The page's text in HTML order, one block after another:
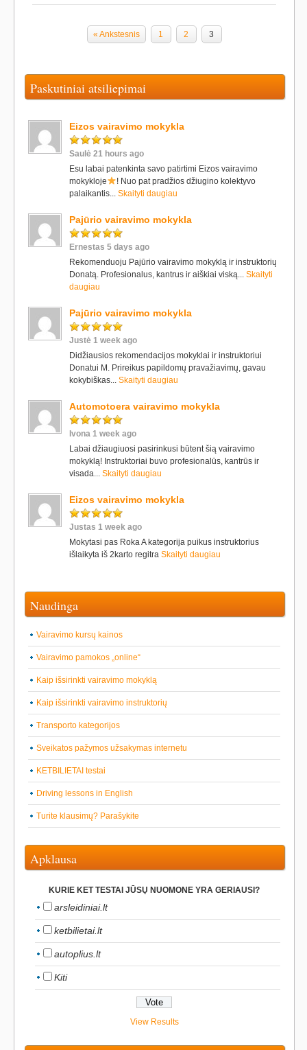
« Ankstesnis 1 2 3
Paskutiniai atsiliepimai
Eizos vairavimo mokykla
Saulė 21 hours ago
Esu labai patenkinta savo patirtimi Eizos vairavimo
mokykloje
! Nuo pat pradžios džiugino kolektyvo
palaikantis... Skaityti daugiau
Pajūrio vairavimo mokykla
Ernestas 5 days ago
Rekomenduoju Pajūrio vairavimo mokyklą ir instruktorių
Donatą. Profesionalus, kantrus ir aiškiai viską... Skaityti
daugiau
Pajūrio vairavimo mokykla
Justė 1 week ago
Didžiausios rekomendacijos mokyklai ir instruktoriui
Donatui M. Prireikus papildomų pravažiavimų, gavau
kokybiškas... Skaityti daugiau
Automotoera vairavimo mokykla
Ivona 1 week ago
Labai džiaugiuosi pasirinkusi būtent šią vairavimo
mokyklą! Instruktoriai buvo profesionalūs, kantrūs ir
visada... Skaityti daugiau
Eizos vairavimo mokykla
Justas 1 week ago
Mokytasi pas Roka A kategorija puikus instruktorius
išlaikyta iš 2karto regitra Skaityti daugiau
Naudinga
Vairavimo kursų kainos
Vairavimo pamokos „online“
Kaip išsirinkti vairavimo mokyklą
Kaip išsirinkti vairavimo instruktorių
Transporto kategorijos
Sveikatos pažymos užsakymas internetu
KETBILIETAI testai
Driving lessons in English
Turite klausimų? Parašykite
Apklausa
KURIE KET TESTAI JŪSŲ NUOMONE YRA GERIAUSI?
arsleidiniai.lt
ketbilietai.lt
autoplius.lt
Kiti
View Results